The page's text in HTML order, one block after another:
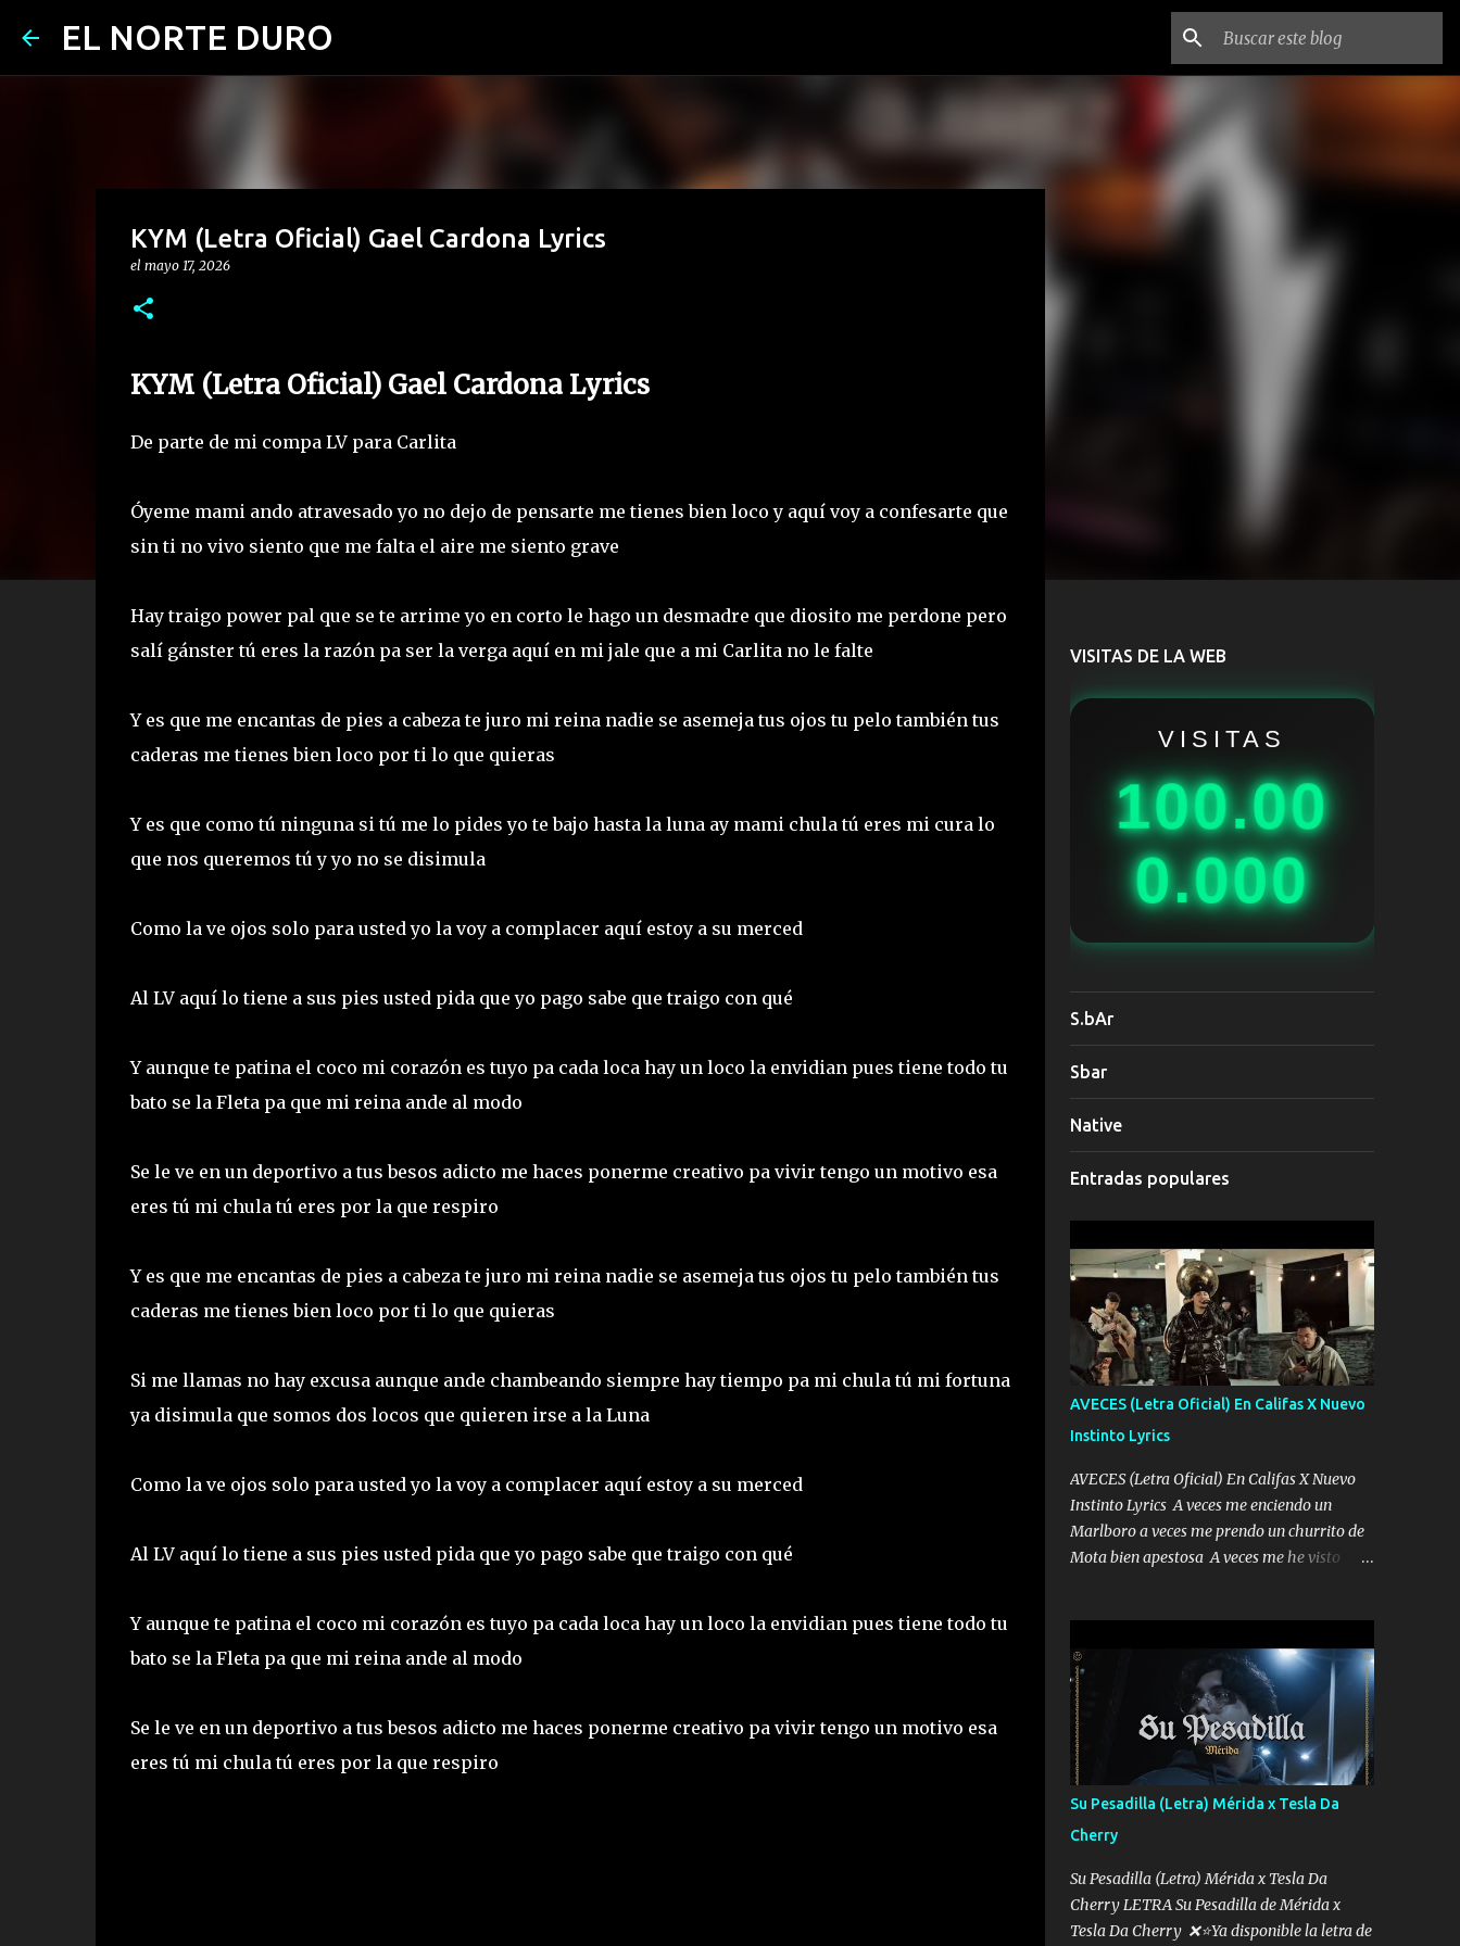
EL NORTE DURO
KYM (Letra Oficial) Gael Cardona Lyrics
el mayo 17, 2026
KYM (Letra Oficial) Gael Cardona Lyrics
De parte de mi compa LV para Carlita
Óyeme mami ando atravesado yo no dejo de pensarte me tienes bien loco y aquí voy a confesarte que
sin ti no vivo siento que me falta el aire me siento grave
Hay traigo power pal que se te arrime yo en corto le hago un desmadre que diosito me perdone pero
salí gánster tú eres la razón pa ser la verga aquí en mi jale que a mi Carlita no le falte
Y es que me encantas de pies a cabeza te juro mi reina nadie se asemeja tus ojos tu pelo también tus
caderas me tienes bien loco por ti lo que quieras
Y es que como tú ninguna si tú me lo pides yo te bajo hasta la luna ay mami chula tú eres mi cura lo
que nos queremos tú y yo no se disimula
Como la ve ojos solo para usted yo la voy a complacer aquí estoy a su merced
Al LV aquí lo tiene a sus pies usted pida que yo pago sabe que traigo con qué
Y aunque te patina el coco mi corazón es tuyo pa cada loca hay un loco la envidian pues tiene todo tu
bato se la Fleta pa que mi reina ande al modo
Se le ve en un deportivo a tus besos adicto me haces ponerme creativo pa vivir tengo un motivo esa
eres tú mi chula tú eres por la que respiro
Y es que me encantas de pies a cabeza te juro mi reina nadie se asemeja tus ojos tu pelo también tus
caderas me tienes bien loco por ti lo que quieras
Si me llamas no hay excusa aunque ande chambeando siempre hay tiempo pa mi chula tú mi fortuna
ya disimula que somos dos locos que quieren irse a la Luna
Como la ve ojos solo para usted yo la voy a complacer aquí estoy a su merced
Al LV aquí lo tiene a sus pies usted pida que yo pago sabe que traigo con qué
Y aunque te patina el coco mi corazón es tuyo pa cada loca hay un loco la envidian pues tiene todo tu
bato se la Fleta pa que mi reina ande al modo
Se le ve en un deportivo a tus besos adicto me haces ponerme creativo pa vivir tengo un motivo esa
eres tú mi chula tú eres por la que respiro
VISITAS DE LA WEB
VISITAS
100.00
0.000
S.bAr
Sbar
Native
Entradas populares
AVECES (Letra Oficial) En Califas X Nuevo
Instinto Lyrics
AVECES (Letra Oficial) En Califas X Nuevo
Instinto Lyrics A veces me enciendo un
Marlboro a veces me prendo un churrito de
Mota bien apestosa A veces me he visto
me mandó yo tengo el control a todos yo les
paro el dedo soy hocicon un malcriado un
malandrón Que Les importa no saben nada
falsas las risas las que me miran hay gente
corriente no quieren verte subir de level
trucha mis plebes Música A veces me pongo
un sombrero a veces me ven la cachucha de
lado con la mirada siempre en alto A veces
me fajó una super o a veces me fajó una
Glock siempre armado todas las
generaciones yo traigo El chiste es que hago
Su Pesadilla (Letra) Mérida x Tesla Da
Cherry
Su Pesadilla (Letra) Mérida x Tesla Da
Cherry LETRA Su Pesadilla de Mérida x
Tesla Da Cherry ❌⭐Ya disponible la letra de